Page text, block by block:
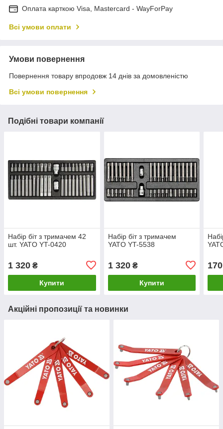
Оплата карткою Visa, Mastercard - WayForPay
Всі умови оплати
Умови повернення
Повернення товару впродовж 14 днів за домовленістю
Всі умови повернення
Подібні товари компанії
Набір біт з тримачем 42
шт. YATO YT-0420
1 320 ₴
Купити
Набір біт з тримачем
YATO YT-5538
1 320₴
Купити
170
Акційні пропозиції та новинки